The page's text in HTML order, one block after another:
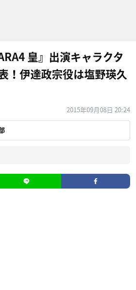
皇』出演キャラクタ
！伊達政宗役は塩野瑛久
2015年09月08日 20:24